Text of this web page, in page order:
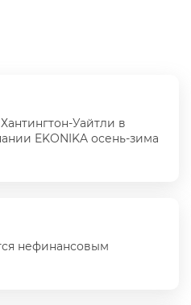
Уайтли в
EKONIKA осень-зима
нефинансовым